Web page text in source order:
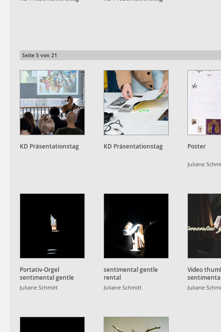
Seite 5 von 21
KD Präsentationstag KD Präsentationstag Poster
Juliane
Portativ-Orgel
sentimental gentle
rental
Juliane Schmitt
sentimental gentle
rental
Juliane Schmitt
Video
rental
Juliane